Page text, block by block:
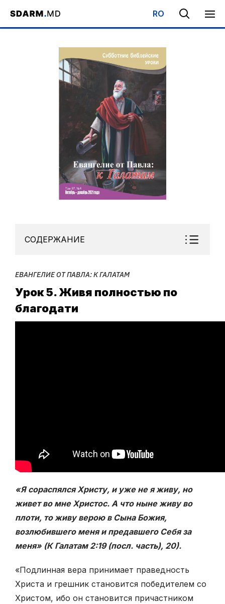
RO
Начало / Библиотека / Субботняя Школа / Евангелие от
СОДЕРЖАНИЕ
ЕВАНГЕЛИЕ ОТ ПАВЛА: К ГАЛАТАМ
Урок 5. Живя полностью по
благодати
«Я сораспялся Христу, и уже не я живу, но
живет во мне Христос. А что ныне живу во
плоти, то живу верою в Сына Божия,
возлюбившего меня и предавшего Себя за
меня» (К Галатам 2:19 (посл. часть), 20).
«Подлинная вера принимает праведность
Христа и грешник становится победителем со
Христом, ибо он становится причастником